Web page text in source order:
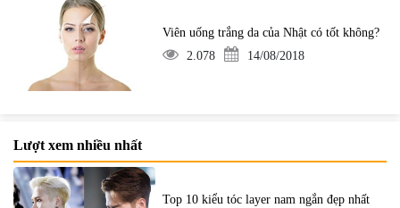
Viên uống trắng da của Nhật có tốt không?
2.078
14/08/2018
Lượt xem nhiều nhất
Top 10 kiểu tóc layer nam ngắn đẹp nhất